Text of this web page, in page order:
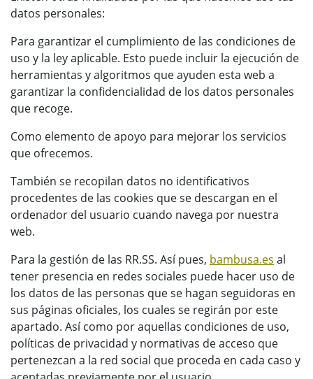
datos personales:
Para garantizar el cumplimiento de las condiciones de
uso y la ley aplicable. Esto puede incluir la ejecución de
herramientas y algoritmos que ayuden esta web a
garantizar la confidencialidad de los datos personales
que recoge.
Como elemento de apoyo para mejorar los servicios
que ofrecemos.
También se recopilan datos no identificativos
procedentes de las cookies que se descargan en el
ordenador del usuario cuando navega por nuestra
web.
Para la gestión de las RR.SS. Así pues, bambusa.es al
tener presencia en redes sociales puede hacer uso de
los datos de las personas que se hagan seguidoras en
sus páginas oficiales, los cuales se regirán por este
apartado. Así como por aquellas condiciones de uso,
políticas de privacidad y normativas de acceso que
pertenezcan a la red social que proceda en cada caso y